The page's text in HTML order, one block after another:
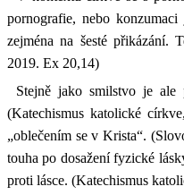
pornografie, nebo
zejména na šesté přikázání.
2019. Ex 20,14)
Stejně jako smilstvo je ale
(Katechismus katolické
„oblečením se v Krista“.
touha po dosažení fyzické
proti lásce. (Katechismus